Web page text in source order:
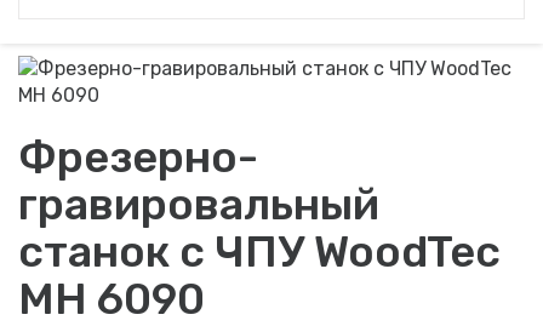
Фрезерно-
гравировальный
станок с ЧПУ WoodTec
MH 6090